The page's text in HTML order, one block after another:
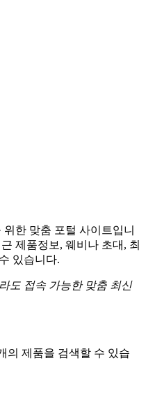
한 맞춤 포털 사이트입니
제품정보, 웨비나 초대, 최
있습니다.
도 접속 가능한 맞춤 최신
의 제품을 검색할 수 있습